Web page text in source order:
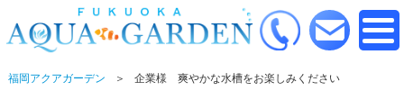
福岡アクアガーデン 企業様 爽やかな水槽をお楽しみください